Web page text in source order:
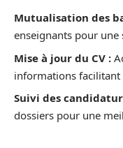
Mutualisation des
enseignants pour
Mise à jour du CV :
informations facilitant
Suivi des
dossiers pour une